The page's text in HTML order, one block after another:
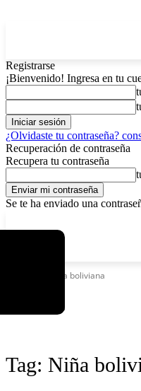
Registrarse
¡Bienvenido! Ingresa en tu
¿Olvidaste tu contraseña?
Recuperación de contraseña
Recupera tu contraseña
Se te ha enviado una
Niña boliviana
Tag: Niña